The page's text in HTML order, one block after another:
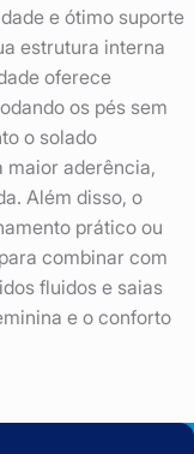
e ótimo suporte
estrutura interna
oferece
os pés sem
o solado
maior aderência,
Além disso, o
prático ou
combinar com
fluidos e saias
e o conforto